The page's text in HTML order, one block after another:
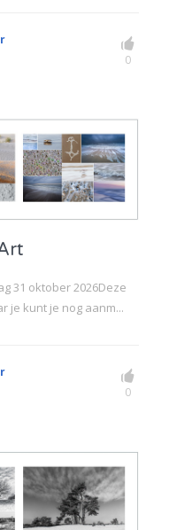
0
31 oktober 2026Deze
je kunt je nog aanm...
0